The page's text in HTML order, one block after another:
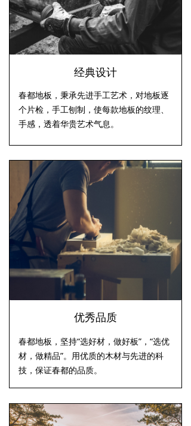
优秀品质
春都地板，坚持“选好材，做好板”，“选优
材，做精品”。用优质的木材与先进的科
技，保证春都的品质。
经典设计
春都地板，秉承先进手工艺术，对地板逐
个片检，手工刨制，使每款地板的纹理、
手感，透着华贵艺术气息。